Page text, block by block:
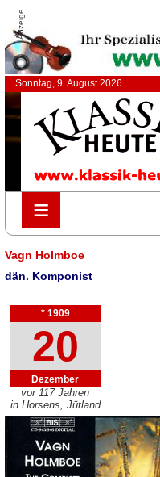
Anzeige
Sonntag, 9. August 2026
≡
≡
Vagn Holmboe
dän. Komponist
* 1909
20
Dezember
vor 117 Jahren
in Horsens, Jütland